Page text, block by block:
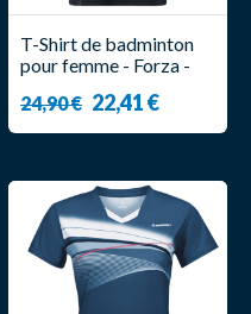
T-Shirt de badminton
pour femme - Forza -
24,90 € 22,41 €